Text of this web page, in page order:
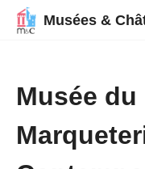
Musées &
Musée